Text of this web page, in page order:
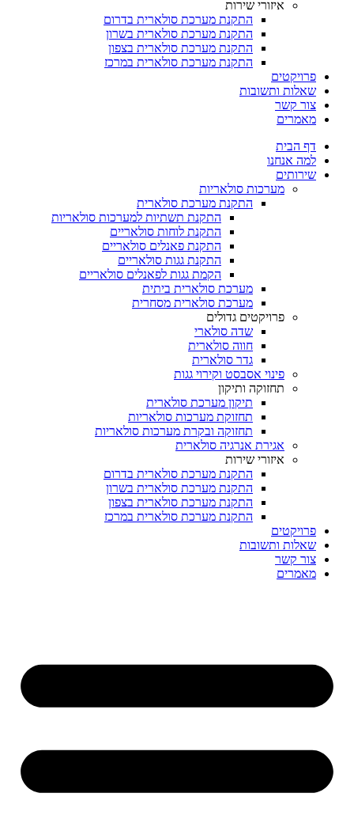
איזורי שירות
התקנת מערכת סולארית בדרום
התקנת מערכת סולארית בשרון
התקנת מערכת סולארית בצפון
התקנת מערכת סולארית במרכז
פרויקטים
שאלות ותשובות
צור קשר
מאמרים
דף הבית
למה אנחנו
שירותים
מערכות סולאריות
התקנת מערכת סולארית
התקנת תשתיות למערכות סולאריות
התקנת לוחות סולאריים
התקנת פאנלים סולאריים
התקנת גגות סולאריים
הקמת גגות לפאנלים סולאריים
מערכת סולארית ביתית
מערכת סולארית מסחרית
פרויקטים גדולים
שדה סולארי
חווה סולארית
גדר סולארית
פינוי אסבסט וקירוי גגות
תחזוקה ותיקון
תיקון מערכת סולארית
תחזוקת מערכות סולאריות
תחזוקה ובקרת מערכות סולאריות
אגירת אנרגיה סולארית
איזורי שירות
התקנת מערכת סולארית בדרום
התקנת מערכת סולארית בשרון
התקנת מערכת סולארית בצפון
התקנת מערכת סולארית במרכז
פרויקטים
שאלות ותשובות
צור קשר
מאמרים